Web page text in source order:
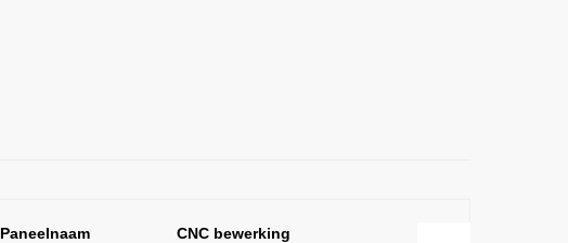
Paneelnaam CNC bewerking